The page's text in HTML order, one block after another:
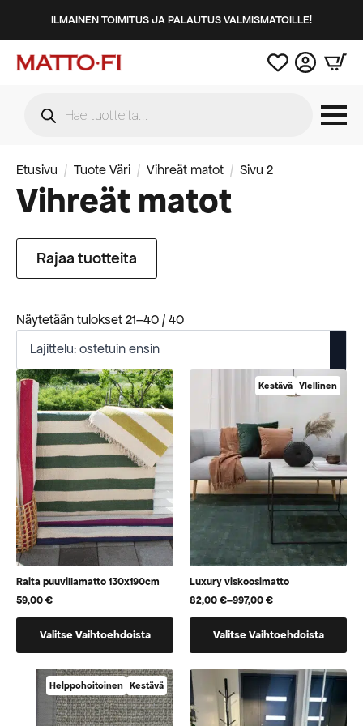
ILMAINEN TOIMITUS JA PALAUTUS VALMISMATOILLE!
search
Etusivu Tuote Väri Vihreät matot Sivu 2
Vihreät matot
Rajaa tuotteita
Näytetään tulokset 21–40 / 40Suosituimmat
Raita puuvillamatto 130x190cm
59,00€
Valitse Vaihtoehdoista
useampi
muunnelma.
Voit
Kestävä Ylellinen
Luxury viskoosimatto
82,00€–997,00€
Hintaluokka:
82,00 €
997,00 €
Valitse Vaihtoehdoista
useampi
muunnelma.
Voit
Helppohoitoinen Kestävä